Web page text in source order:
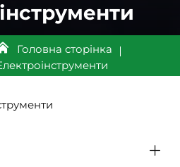
Головна сторінка